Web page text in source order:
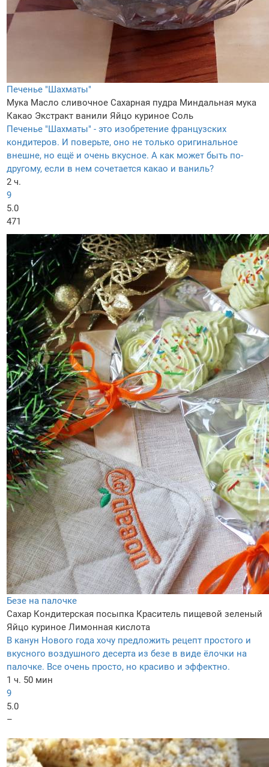
Печенье "Шахматы"
Мука Масло сливочное Сахарная пудра Миндальная мука
Какао Экстракт ванили Яйцо куриное Соль
Печенье "Шахматы" - это изобретение французских
кондитеров. И поверьте, оно не только оригинальное
внешне, но ещё и очень вкусное. А как может быть по-
другому, если в нем сочетается какао и ваниль?
2 ч.
9
5.0
471
Безе на палочке
Сахар Кондитерская посыпка Краситель пищевой зеленый
Яйцо куриное Лимонная кислота
В канун Нового года хочу предложить рецепт простого и
вкусного воздушного десерта из безе в виде ёлочки на
палочке. Все очень просто, но красиво и эффектно.
1 ч. 50 мин
9
5.0
–